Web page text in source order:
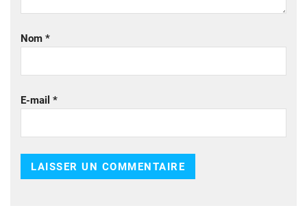
Nom *
E-mail *